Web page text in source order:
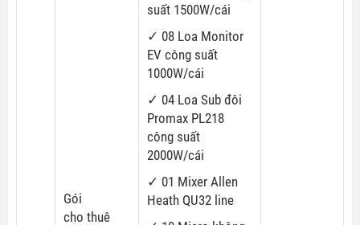
Gói
cho thuê
suất 1500W/cái
✓ 08 Loa Monitor
EV công suất
1000W/cái
✓ 04 Loa Sub đôi
Promax PL218
công suất
2000W/cái
✓ 01 Mixer Allen
Heath QU32 line